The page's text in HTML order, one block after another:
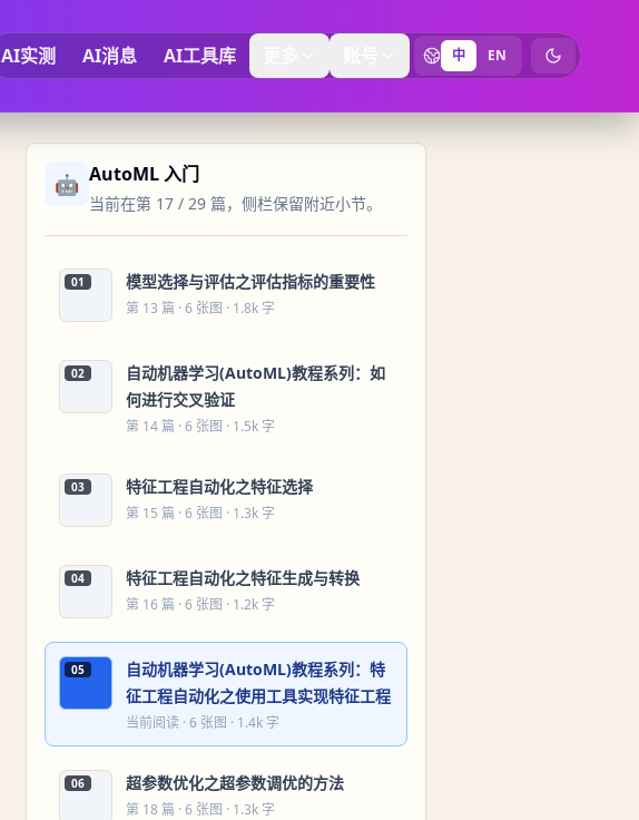
AI实测 AI消息 AI工具库 中 EN 切换为暗黑
🤖 AutoML 入门
当前在第 17 / 29 篇，侧栏保留附近小节。
01 模型选择与评估之评估指标的重要性
第 13 篇 · 6 张图 · 1.8k 字
02
自动机器学习(AutoML)教程系列：如
何进行交叉验证
第 14 篇 · 6 张图 · 1.5k 字
03 特征工程自动化之特征选择
第 15 篇 · 6 张图 · 1.3k 字
04 特征工程自动化之特征生成与转换
第 16 篇 · 6 张图 · 1.2k 字
05
自动机器学习(AutoML)教程系列：特
征工程自动化之使用工具实现特征工程
当前阅读 · 6 张图 · 1.4k 字
06 超参数优化之超参数调优的方法
第 18 篇 · 6 张图 · 1.3k 字